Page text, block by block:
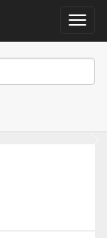
导
航